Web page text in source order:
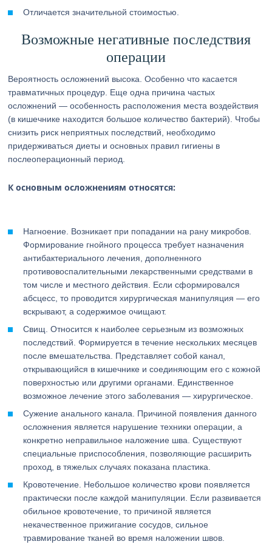
Отличается значительной стоимостью.
Возможные негативные последствия
операции
Вероятность осложнений высока. Особенно что касается
травматичных процедур. Еще одна причина частых
осложнений — особенность расположения места воздействия
(в кишечнике находится большое количество бактерий). Чтобы
снизить риск неприятных последствий, необходимо
придерживаться диеты и основных правил гигиены в
послеоперационный период.
К основным осложнениям относятся:
Нагноение. Возникает при попадании на рану микробов.
Формирование гнойного процесса требует назначения
антибактериального лечения, дополненного
противовоспалительными лекарственными средствами в
том числе и местного действия. Если сформировался
абсцесс, то проводится хирургическая манипуляция — его
вскрывают, а содержимое очищают.
Свищ. Относится к наиболее серьезным из возможных
последствий. Формируется в течение нескольких месяцев
после вмешательства. Представляет собой канал,
открывающийся в кишечнике и соединяющим его с кожной
поверхностью или другими органами. Единственное
возможное лечение этого заболевания — хирургическое.
Сужение анального канала. Причиной появления данного
осложнения является нарушение техники операции, а
конкретно неправильное наложение шва. Существуют
специальные приспособления, позволяющие расширить
проход, в тяжелых случаях показана пластика.
Кровотечение. Небольшое количество крови появляется
практически после каждой манипуляции. Если развивается
обильное кровотечение, то причиной является
некачественное прижигание сосудов, сильное
травмирование тканей во время наложении швов.